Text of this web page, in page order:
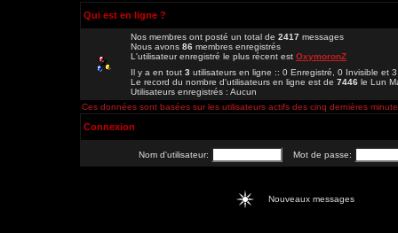
Qui est en ligne ?
Nos membres ont posté un total de 2417 messages
Nous avons 86 membres enregistrés
L'utilisateur enregistré le plus récent est OxymoronZ
Il y a en tout 3 utilisateurs en ligne :: 0 Enregistré, 0 Invisible et
Le record du nombre d'utilisateurs en ligne est de 7446 le Lun
Utilisateurs enregistrés : Aucun
Ces données sont basées sur les utilisateurs actifs des cinq dernières
Connexion
Nom d'utilisateur: Mot de passe:
Nouveaux messages